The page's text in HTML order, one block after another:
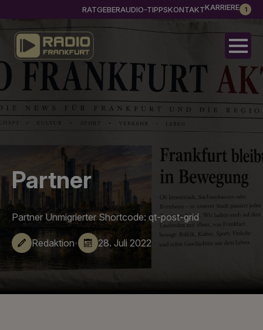
RATGEBERAUDIO-TIPPSKONTAKTKARRIERE 1
Partner
Partner Unmigrierter Shortcode: qt-post-grid
Redaktion· 28. Juli 2022